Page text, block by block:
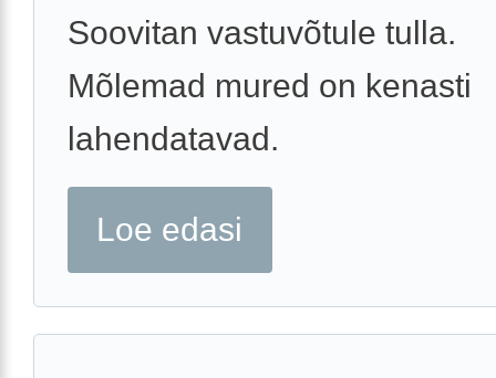
Soovitan vastuvõtule tulla.
Mõlemad mured on kenasti
lahendatavad.
Loe edasi